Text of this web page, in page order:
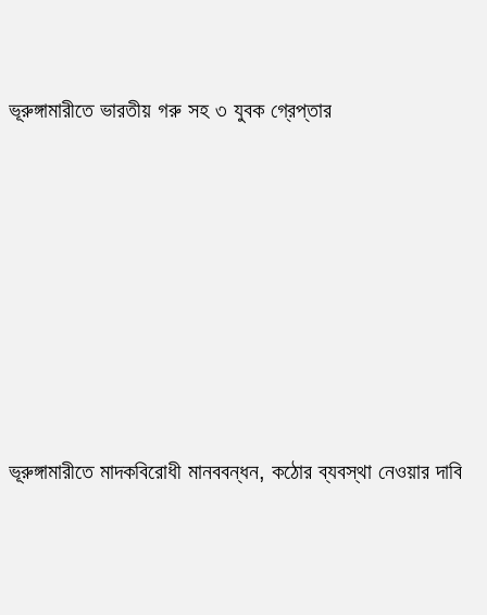
ভূরুঙ্গামারীতে ভারতীয় গরু সহ ৩ যুবক গ্রেপ্তার
ভূরুঙ্গামারীতে মাদকবিরোধী মানববন্ধন, কঠোর ব্যবস্থা নেওয়ার দাবি